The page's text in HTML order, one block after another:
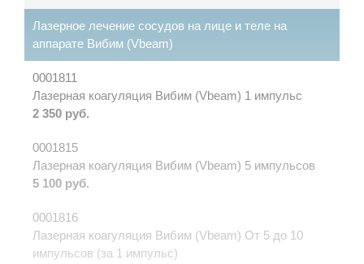
Лазерное лечение сосудов на лице и теле на
аппарате Вибим (Vbeam)
0001811
Лазерная коагуляция Вибим (Vbeam) 1 импульс
2 350 руб.
0001815
Лазерная коагуляция Вибим (Vbeam) 5 импульсов
5 100 руб.
0001816
Лазерная коагуляция Вибим (Vbeam) От 5 до 10
импульсов (за 1 импульс)